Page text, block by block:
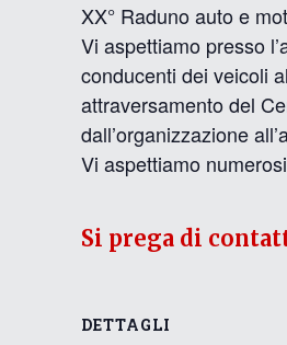
XX° Raduno auto e
Vi aspettiamo presso
conducenti dei veicoli
attraversamento del
dall’organizzazione
Vi aspettiamo
DETTAGLI
Si prega di